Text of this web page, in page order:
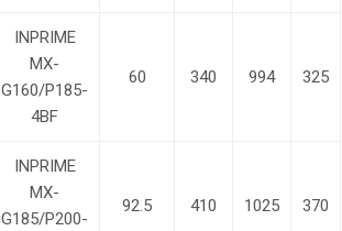
INPRIME
MX-
G160/P185-
4BF
60 340 994 325
INPRIME
MX-
G185/P200-
92.5 410 1025 370